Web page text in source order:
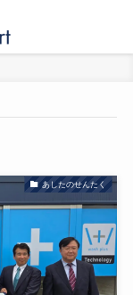
あしたのせんたく